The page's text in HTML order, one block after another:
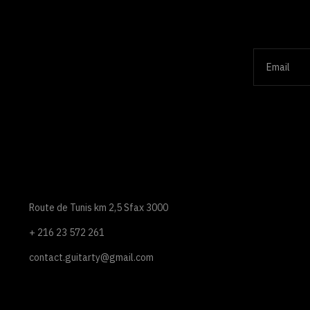
Route de Tunis km 2,5 Sfax 3000
+ 216 23 572 261
contact.guitarty@gmail.com